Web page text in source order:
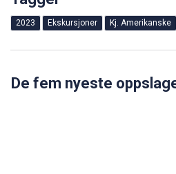
2023 Ekskursjoner Kj. Amerikanske
De fem nyeste